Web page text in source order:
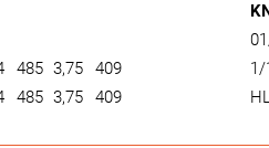
485 3,75
409
485 3,75 409
1/